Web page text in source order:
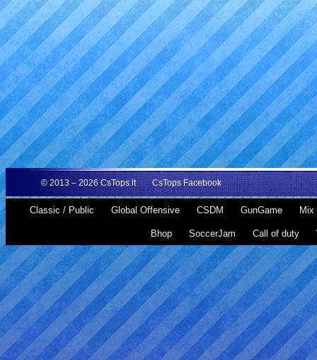
© 2013 – 2026 CsTops.lt CsTops Facebook
Classic / Public Global Offensive CSDM GunGame Mix
Bhop SoccerJam Call of duty